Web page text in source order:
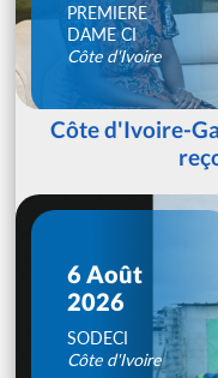
PREMIERE
DAME CI
Côte d'Ivoire
Côte d'Ivoire-
6 Août
2026
SODECI
Côte d'Ivoire